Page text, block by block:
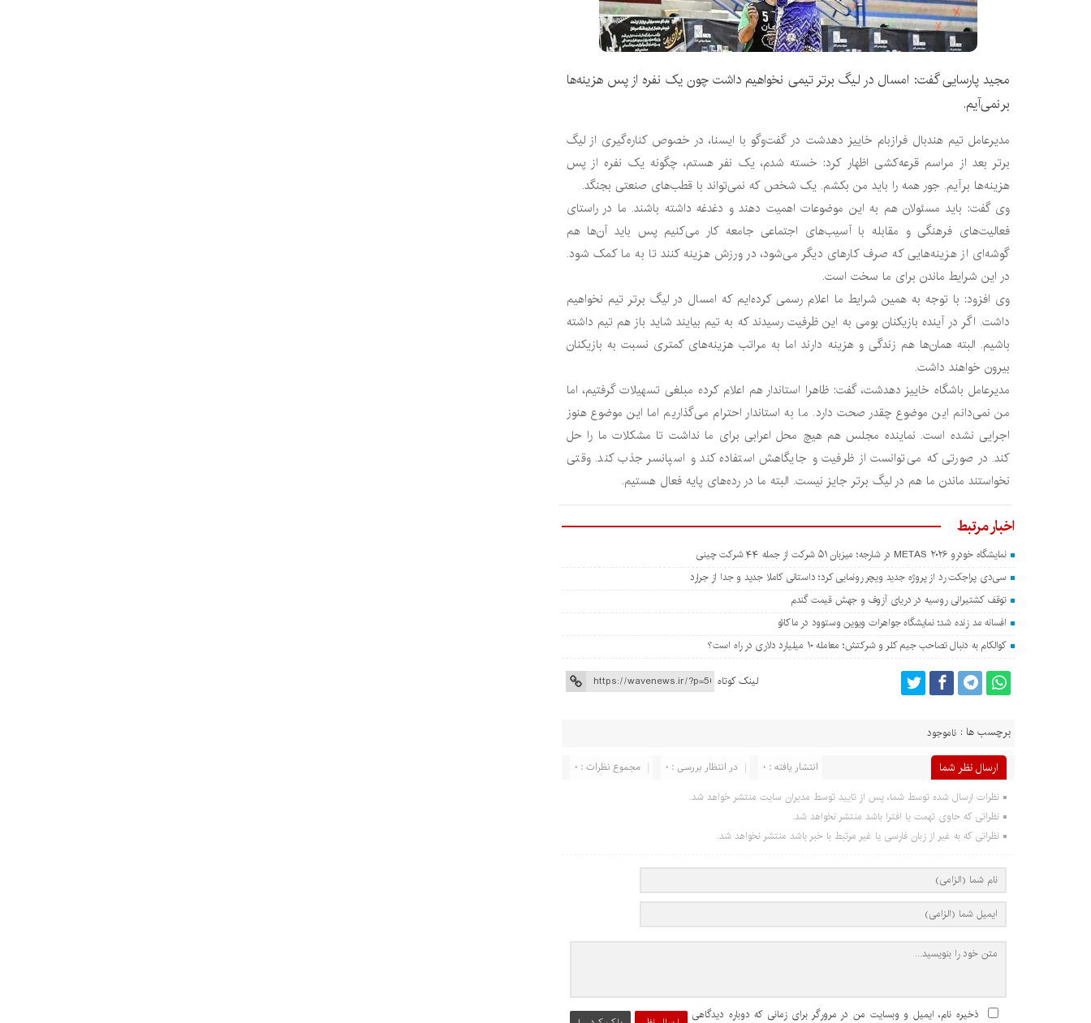
مجید پارسایی گفت: امسال در لیگ برتر تیمی نخواهیم داشت چون یک نفره از پس هزینه‌ها
برنمی‌آیم.
مدیرعامل تیم هندبال فرازبام خاییز دهدشت در گفت‌وگو با ایسنا، در خصوص کناره‌گیری از لیگ
برتر بعد از مراسم قرعه‌کشی اظهار کرد: خسته شدم، یک نفر هستم، چگونه یک نفره از پس
هزینه‌ها برآیم. جور همه را باید من بکشم. یک شخص که نمی‌تواند با قطب‌های صنعتی بجنگد.
وی گفت: باید مسئولان هم به این موضوعات اهمیت دهند و دغدغه داشته باشند. ما در راستای
فعالیت‌های فرهنگی و مقابله با آسیب‌های اجتماعی جامعه کار می‌کنیم پس باید آن‌ها هم
گوشه‌ای از هزینه‌هایی که صرف کارهای دیگر می‌شود، در ورزش هزینه کنند تا به ما کمک شود.
در این شرایط ماندن برای ما سخت است.
وی افزود: با توجه به همین شرایط ما اعلام رسمی کرده‌ایم که امسال در لیگ برتر تیم نخواهیم
داشت. اگر در آینده بازیکنان بومی به این ظرفیت رسیدند که به تیم بیایند شاید باز هم تیم داشته
باشیم. البته همان‌ها هم زندگی و هزینه دارند اما به مراتب هزینه‌های کمتری نسبت به بازیکنان
بیرون خواهند داشت.
مدیرعامل باشگاه خاییز دهدشت، گفت: ظاهرا استاندار هم اعلام کرده مبلغی تسهیلات گرفتیم، اما
من نمی‌دانم این موضوع چقدر صحت دارد. ما به استاندار احترام می‌گذاریم اما این موضوع هنوز
اجرایی نشده است. نماینده مجلس هم هیچ محل اعرابی برای ما نداشت تا مشکلات ما را حل
کند. در صورتی که می‌توانست از ظرفیت و جایگاهش استفاده کند و اسپانسر جذب کند. وقتی
نخواستند ماندن ما هم در لیگ برتر جایز نیست. البته ما در رده‌های پایه فعال هستیم.
اخبار مرتبط
نمایشگاه خودرو METAS ۲۰۲۶ در شارجه؛ میزبان ۵۱ شرکت از جمله ۴۴ شرکت چینی
سی‌دی پراجکت رد از پروژه جدید ویچر رونمایی کرد؛ داستانی کاملا جدید و جدا از جرارد
توقف کشتیرانی روسیه در دریای آزوف و جهش قیمت گندم
افسانه مد زنده شد؛ نمایشگاه جواهرات ویوین وستوود در ماکائو
کوالکام به دنبال تصاحب جیم کلر و شرکتش؛ معامله ۱۰ میلیارد دلاری در راه است؟
لینک کوتاه
برچسب ها : ناموجود
ارسال نظر شما مجموع نظرات : 0 در انتظار بررسی : 0 انتشار یافته : 0
نظرات ارسال شده توسط شما، پس از تایید توسط مدیران سایت منتشر خواهد شد.
نظراتی که حاوی تهمت یا افترا باشد منتشر نخواهد شد.
نظراتی که به غیر از زبان فارسی یا غیر مرتبط با خبر باشد منتشر نخواهد شد.
ذخیره نام، ایمیل و وبسایت من در مرورگر برای زمانی که دوباره دیدگاهی